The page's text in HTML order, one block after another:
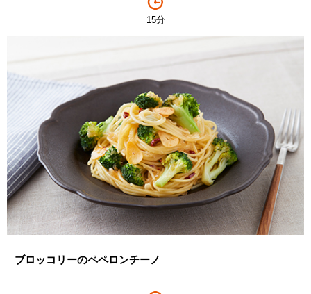
15分
ブロッコリーのペペロンチーノ